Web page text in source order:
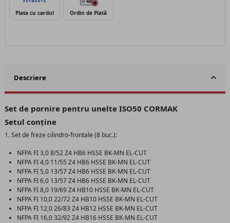
Plata cu cardul Ordin de Plată
Descriere
Set de pornire pentru unelte ISO50 CORMAK
Setul conține
1. Set de freze cilindro-frontale (8 buc.):
NFPA FI 3,0 8/52 Z4 HB6 HSSE BK-MN EL-CUT
NFPA FI 4,0 11/55 Z4 HB6 HSSE BK-MN EL-CUT
NFPA FI 5,0 13/57 Z4 HB6 HSSE BK-MN EL-CUT
NFPA FI 6,0 13/57 Z4 HB6 HSSE BK-MN EL-CUT
NFPA FI 8,0 19/69 Z4 HB10 HSSE BK-MN EL-CUT
NFPA FI 10,0 22/72 Z4 HB10 HSSE BK-MN EL-CUT
NFPA FI 12,0 26/83 Z4 HB12 HSSE BK-MN EL-CUT
NFPA FI 16,0 32/92 Z4 HB16 HSSE BK-MN EL-CUT